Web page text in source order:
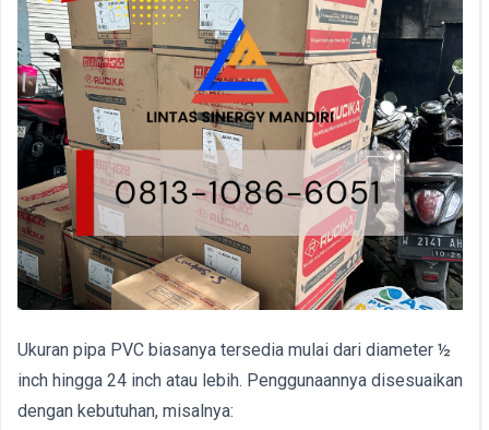
Ukuran pipa PVC biasanya tersedia mulai dari diameter ½
inch hingga 24 inch atau lebih. Penggunaannya disesuaikan
dengan kebutuhan, misalnya: